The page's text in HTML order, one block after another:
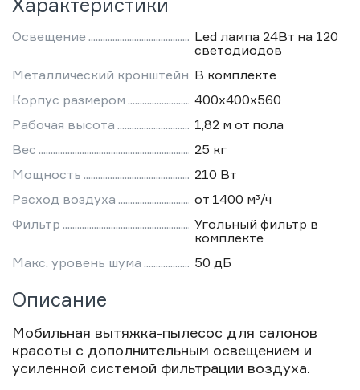
Характеристики
Освещение
Led лампа 24Вт на 120
светодиодов
Металлический кронштейн В комплекте
Корпус размером
400х400х560
Рабочая высота
1,82 м от пола
Вес
25 кг
Мощность
210 Вт
Расход воздуха
от 1400 м³/ч
Фильтр
Угольный фильтр в
комплекте
Макс. уровень шума
50 дБ
Описание
Мобильная вытяжка-пылесос для салонов
красоты с дополнительным освещением и
усиленной системой фильтрации воздуха.